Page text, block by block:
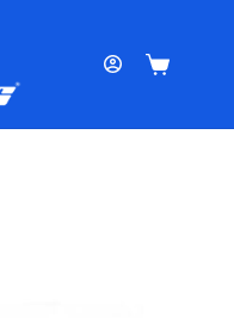
Carrinho